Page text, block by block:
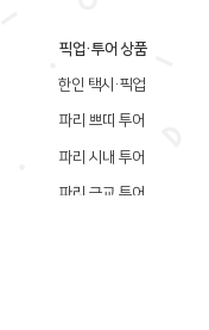
픽업·투어 상품
한인 택시·픽업
파리 쁘띠 투어
파리 시내 투어
파리 근교 투어